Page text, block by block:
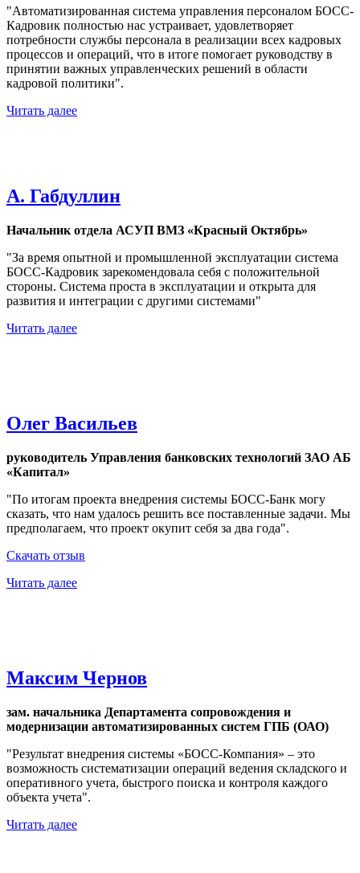
"Автоматизированная система управления персоналом БОСС-
Кадровик полностью нас устраивает, удовлетворяет
потребности службы персонала в реализации всех кадровых
процессов и операций, что в итоге помогает руководству в
принятии важных управленческих решений в области
кадровой политики".
Читать далее
А. Габдуллин
Начальник отдела АСУП ВМЗ «Красный Октябрь»
"За время опытной и промышленной эксплуатации система
БОСС-Кадровик зарекомендовала себя с положительной
стороны. Система проста в эксплуатации и открыта для
развития и интеграции с другими системами"
Читать далее
Олег Васильев
руководитель Управления банковских технологий ЗАО АБ
«Капитал»
"По итогам проекта внедрения системы БОСС-Банк могу
сказать, что нам удалось решить все поставленные задачи. Мы
предполагаем, что проект окупит себя за два года".
Скачать отзыв
Читать далее
Максим Чернов
зам. начальника Департамента сопровождения и
модернизации автоматизированных систем ГПБ (ОАО)
"Результат внедрения системы «БОСС-Компания» – это
возможность систематизации операций ведения складского и
оперативного учета, быстрого поиска и контроля каждого
объекта учета".
Читать далее